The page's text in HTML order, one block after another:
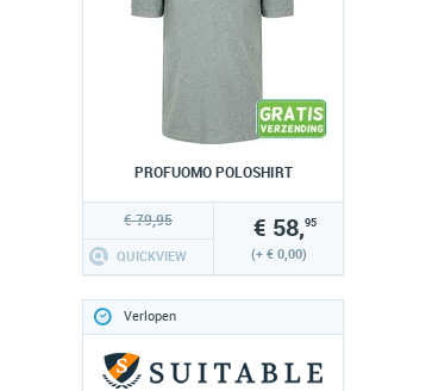
PROFUOMO POLOSHIRT
€ 79,95
QUICKVIEW
€ 58,95
(+ € 0,00)
Verlopen